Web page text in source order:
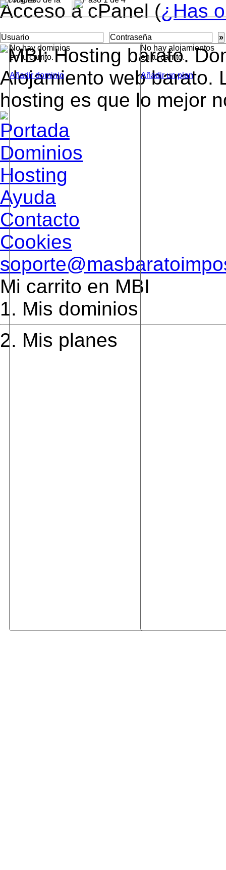
Acceso a cPanel (¿Has
»
Dominios
Hosting
Ayuda
Contacto
Cookies
Mi carrito en MBI
1. Mis dominios
No hay dominios
en tu carrito.
Añadir dominio
2. Mis planes
No hay alojamientos
en tu carrito.
Añadir un plan